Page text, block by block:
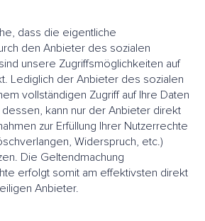
dass die eigentliche
den Anbieter des sozialen
unsere Zugriffsmöglichkeiten auf
Lediglich der Anbieter des sozialen
vollständigen Zugriff auf Ihre Daten
kann nur der Anbieter direkt
zur Erfüllung Ihrer Nutzerrechte
Widerspruch, etc.)
Die Geltendmachung
erfolgt somit am effektivsten direkt
Anbieter.